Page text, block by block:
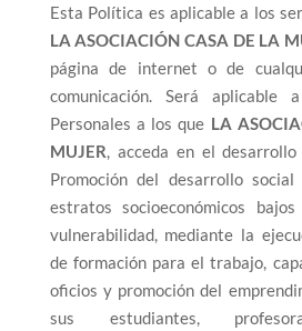
Esta Política es aplicable a los
LA ASOCIACIÓN CASA DE LA
página de internet o de
comunicación. Será aplicable
Personales a los que LA
MUJER, acceda en el
Promoción del desarrollo
estratos socioeconómicos
vulnerabilidad, mediante la
de formación para el trabajo,
oficios y promoción del
sus estudiantes,